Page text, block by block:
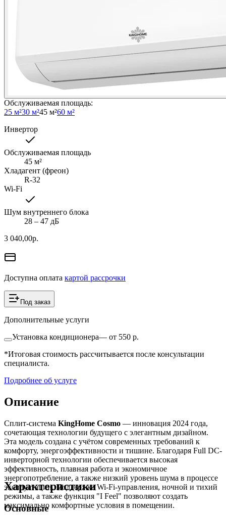
Обслуживаемая площадь:
25 м²30 м²45 м²60 м²
Инвертор
Обслуживаемая площадь
45 м²
Хладагент (фреон)
R-32
Wi-Fi
Шум внутреннего блока
28 ‒ 47 дБ
3 040,00р.
Доступна оплата картой рассрочки
Под заказ
Дополнительные услуги
Установка кондиционера— от 550 р.
*Итоговая стоимость рассчитывается после консультации
специалиста.
Подробнее об услуге
Описание
Сплит-система KingHome Cosmo — инновация 2024 года,
сочетающая технологии будущего с элегантным дизайном.
Эта модель создана с учётом современных требований к
комфорту, энергоэффективности и тишине. Благодаря Full DC-
инверторной технологии обеспечивается высокая
эффективность, плавная работа и экономичное
энергопотребление, а также низкий уровень шума в процессе
эксплуатации. Поддержка Wi-Fi-управления, ночной и тихий
режимы, а также функция "I Feel" позволяют создать
максимально комфортные условия в помещении.
Характеристики
Основные